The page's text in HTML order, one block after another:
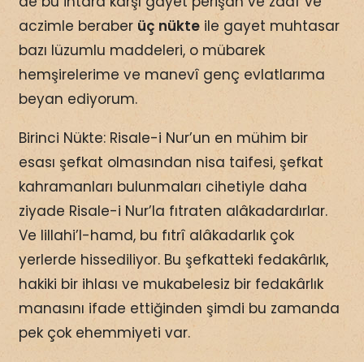
aczimle beraber üç nükteile gayet muhtasar
bazı lüzumlu maddeleri, o mübarek
hemşirelerime ve manevî genç evlatlarıma
beyan ediyorum.
Birinci Nükte: Risale-i Nur’un en mühim bir
esası şefkat olmasından nisa taifesi, şefkat
kahramanları bulunmaları cihetiyle daha
ziyade Risale-i Nur’la fıtraten alâkadardırlar.
Ve lillahi’l-hamd, bu fıtrî alâkadarlık çok
yerlerde hissediliyor. Bu şefkatteki fedakârlık,
hakiki bir ihlası ve mukabelesiz bir fedakârlık
manasını ifade ettiğinden şimdi bu zamanda
pek çok ehemmiyeti var.